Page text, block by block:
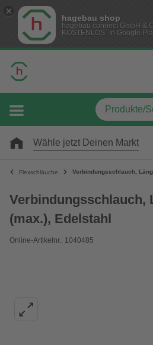
hagebau shop
hagebau connect GmbH &
KOSTENLOS- In Google
Wähle jetzt Deinen Markt
Flexschläuche Verbindungsschlauch,
Verbindungsschlauch,
(max.), Edelstahl
Online-Artikelnr.: 1040485